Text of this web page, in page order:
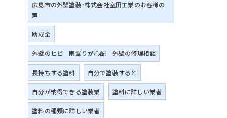
広島市の外壁塗装･株式会社室田工業のお客様の
声
助成金
外壁のヒビ 雨漏りが心配 外壁の修理相談
長持ちする塗料 自分で塗装すると
自分が納得できる塗装業 塗料に詳しい業者
塗料の種類に詳しい業者